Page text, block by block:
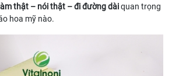
thật – nói thật – đi đường dàiquan trọng
hoa mỹ nào.